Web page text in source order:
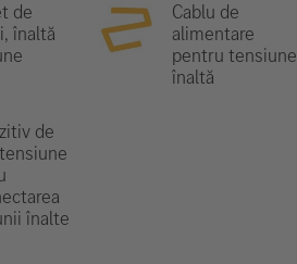
de
înaltă
Cablu de
alimentare
pentru tensiune
înaltă
de
înalte